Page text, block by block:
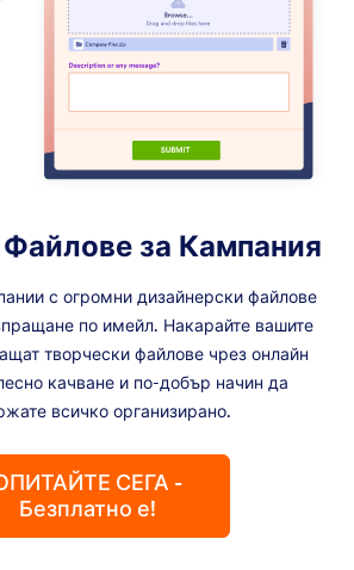
за Кампания
с огромни дизайнерски файлове
по имейл. Накарайте вашите
творчески файлове чрез онлайн
качване и по-добър начин да
всичко организирано.
СЕГА -
Безплатно е!